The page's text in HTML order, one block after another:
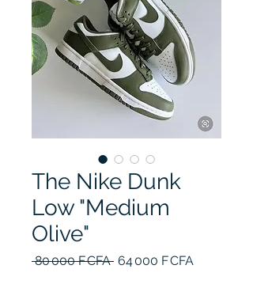
The Nike Dunk
Low "Medium
Olive"
80 000 F CFA Prix
64 000 F CFA